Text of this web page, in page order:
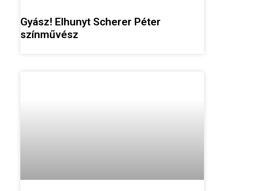
Gyász! Elhunyt Scherer Péter
színművész